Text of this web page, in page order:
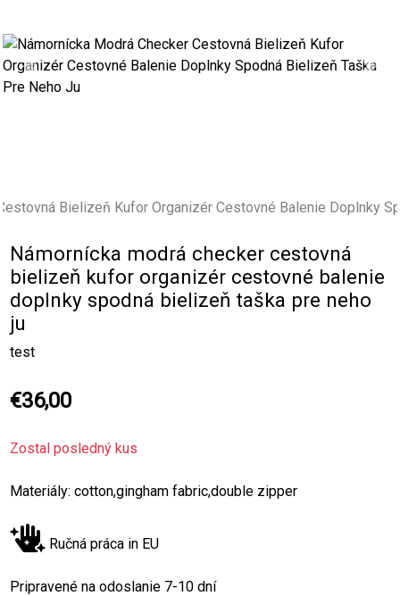
Previous Next
Námornícka modrá checker cestovná
bielizeň kufor organizér cestovné balenie
doplnky spodná bielizeň taška pre neho
ju
test
€36,00
Zostal posledný kus
Materiály: cotton,gingham fabric,double zipper
Ručná práca in EU
Pripravené na odoslanie 7-10 dní